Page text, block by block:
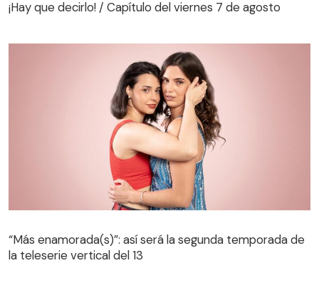
¡Hay que decirlo! / Capítulo del viernes 7 de agosto
“Más enamorada(s)”: así será la segunda temporada de
la teleserie vertical del 13